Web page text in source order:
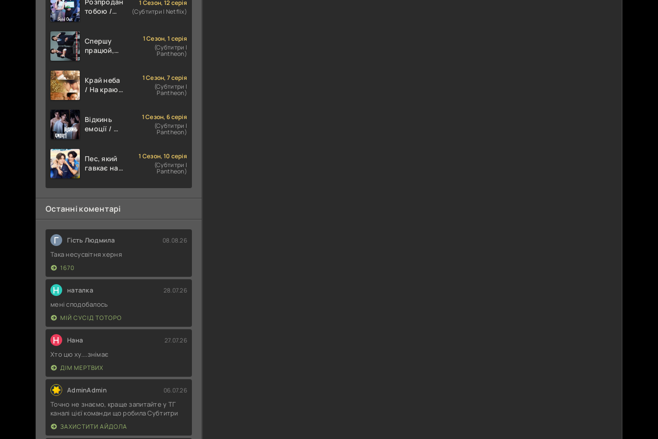
тобою /
1 Сезон, 12 серія
(Субтитри | Netflix)
Спершу
працюй,
1 Сезон, 1 серія
(Субтитри |
Pantheon)
Край неба
/ На краю
1 Сезон, 7 серія
(Субтитри |
Pantheon)
Відкинь
емоції / Не
емоційними
1 Сезон, 6 серія
(Субтитри |
Pantheon)
Пес, який
гавкає на
і літак
1 Сезон, 10 серія
(Субтитри |
Pantheon)
Останні коментарі
Г Гість Людмила 08.08.26
Така несусвітня херня
1670
Н наталка 28.07.26
мені сподобалось
МІЙ СУСІД ТОТОРО
Н Нана 27.07.26
Хто цю ху....знімає
ДІМ МЕРТВИХ
AdminAdmin 06.07.26
Точно не знаємо, краще запитайте у ТГ
каналі цієї команди що робила Субтитри
ЗАХИСТИТИ АЙДОЛА